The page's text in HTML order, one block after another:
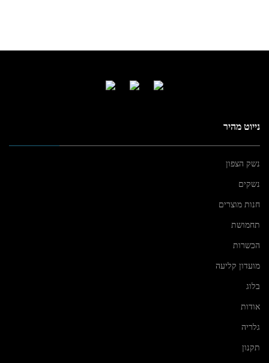
נייוט מהיר
נשק הצפון
נשקים
חנות מוצרים
תחמושת
הכשרות
מועדון קליעה
בלוג
אודות
גלריה
תקנון